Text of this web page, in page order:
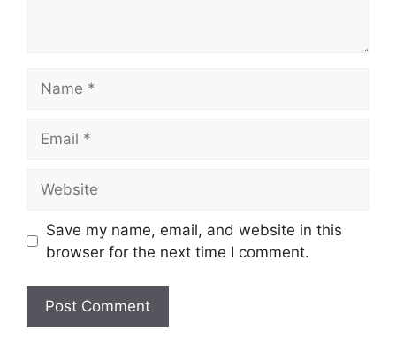
Save my name, email, and website in this
browser for the next time I comment.